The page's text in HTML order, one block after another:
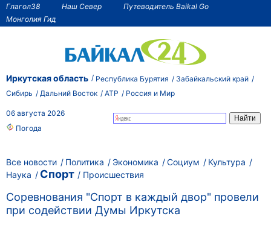
Глагол38 Наш Север
Путеводитель Baikal Go
Монголия Гид
Иркутская область Республика Бурятия
Забайкальский край
Сибирь
Дальний Восток АТР Россия и Мир
06 августа 2026
Погода
Все новости Политика Экономика Социум
Культура
Наука
Спорт Происшествия
Соревнования "Спорт в каждый двор" провели
при содействии Думы Иркутска